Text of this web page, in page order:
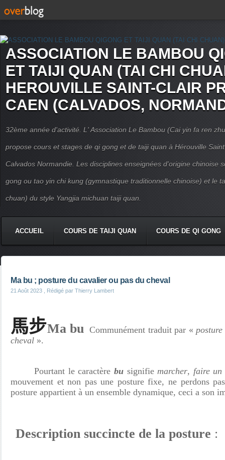
ASSOCIATION LE BAMBOU
ET TAIJI QUAN (TAI CHI
HEROUVILLE SAINT-CLAIR
CAEN (CALVADOS,
32ème année d'activité. L' Association Le Bambou (Cai yin fa ren
propose cours et stages de qi gong et de taiji quan à Hérouville
Calvados Normandie. Les disciplines enseignées d'origine chinoise
gong ou tao yin chi kung (gymnastique traditionnelle chinoise) et le
chuan) du style Yangjia michuan taiji quan.
ACCUEIL COURS DE TAIJI QUAN COURS DE QI GONG
Ma bu ; posture du cavalier ou pas du cheval
21 Août 2023 , Rédigé par Thierry Lambert
馬步Ma bu Communément traduit par «
cheval ».
Pourtant le caractère bu signifiemarcher, faire un
mouvement et non pas une posture fixe, ne perdons
posture appartient à un ensemble dynamique, ceci a son
Description succincte de la posture :